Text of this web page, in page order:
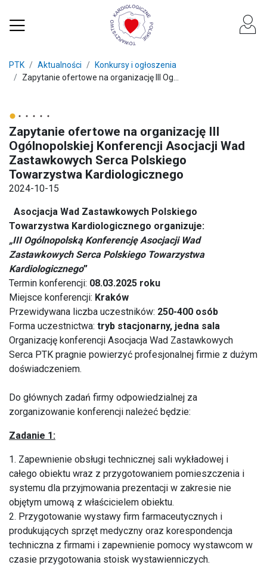
PTK Aktualności
Konkursy i ogłoszenia
Zapytanie ofertowe na organizację III Og...
Zapytanie ofertowe na organizację III
Ogólnopolskiej Konferencji Asocjacji Wad
Zastawkowych Serca Polskiego
Towarzystwa Kardiologicznego
2024-10-15
Asocjacja Wad Zastawkowych Polskiego
Towarzystwa Kardiologicznego organizuje:
„III Ogólnopolską Konferencję Asocjacji Wad
Zastawkowych Serca Polskiego Towarzystwa
Kardiologicznego”
Termin konferencji: 08.03.2025 roku
Miejsce konferencji: Kraków
Przewidywana liczba uczestników: 250-400 osób
Forma uczestnictwa: tryb stacjonarny, jedna sala
Organizację konferencji Asocjacja Wad Zastawkowych
Serca PTK pragnie powierzyć profesjonalnej firmie z dużym
doświadczeniem.
Do głównych zadań firmy odpowiedzialnej za
zorganizowanie konferencji należeć będzie:
Zadanie 1:
1. Zapewnienie obsługi technicznej sali wykładowej i
całego obiektu wraz z przygotowaniem pomieszczenia i
systemu dla przyjmowania prezentacji w zakresie nie
objętym umową z właścicielem obiektu.
2. Przygotowanie wystawy firm farmaceutycznych i
produkujących sprzęt medyczny oraz korespondencja
techniczna z firmami i zapewnienie pomocy wystawcom w
czasie przygotowania stoisk wystawienniczych.